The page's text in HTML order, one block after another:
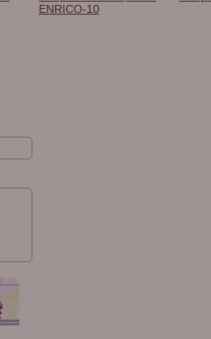
ENRICO-10